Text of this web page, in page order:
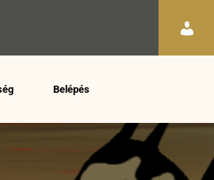
Belépés